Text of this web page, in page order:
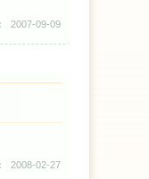
2007-09-09
2008-02-27